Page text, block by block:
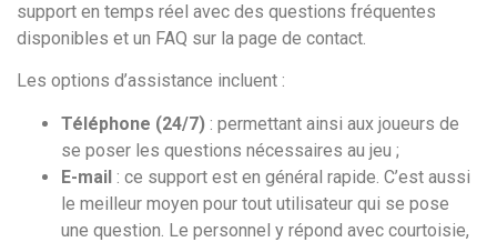
support en temps réel avec des questions fréquentes
disponibles et un FAQ sur la page de contact.
Les options d’assistance incluent :
Téléphone (24/7) : permettant ainsi aux joueurs de
se poser les questions nécessaires au jeu ;
E-mail : ce support est en général rapide. C’est aussi
le meilleur moyen pour tout utilisateur qui se pose
une question. Le personnel y répond avec courtoisie,